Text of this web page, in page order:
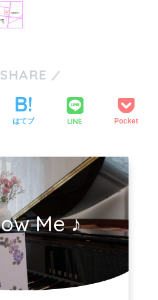
SHARE
はてブ LINE Pocket
Me ♪